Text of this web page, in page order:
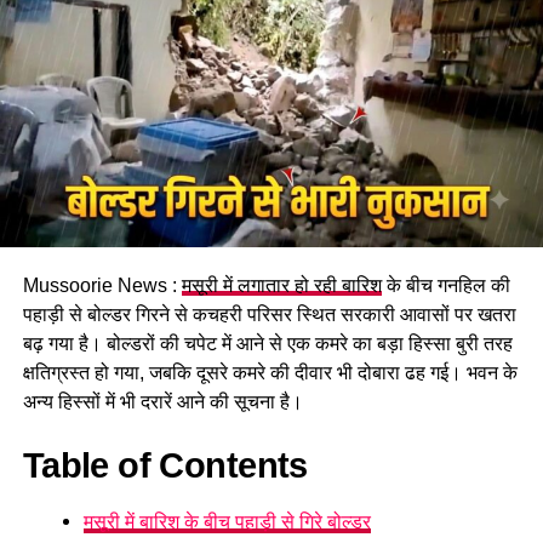
पढ़े धामी कैबिनेट के प्रमुख फैसले
GST संशोधित अध्यादेश को मंजूरी।
नैनीताल हाईकोर्ट के लिए हल्द्वानी गौलापार में 30 हेक्टेयर जमीन
देने का फैसला।
राज्य क्रीड़ा विश्वविद्यालय हल्द्वानी के लिए 122 पदों के सृजन को
जल जीवन मिशन में केंद्र की गाइडलाइंस लागू होंगी।
कुष्ठ रोग से पीड़ित व्यक्ति भी सहकारी समिति का सदस्य बन
Mussoorie News :मसूरी में लगातार हो रही बारिशके बीच गनहिल की
पहाड़ी से बोल्डर गिरने से कचहरी परिसर स्थित सरकारी आवासों पर खतरा
बढ़ गया है। बोल्डरों की चपेट में आने से एक कमरे का बड़ा हिस्सा बुरी तरह
क्षतिग्रस्त हो गया, जबकि दूसरे कमरे की दीवार भी दोबारा ढह गई। भवन के
अन्य हिस्सों में भी दरारें आने की सूचना है।
Table of Contents
मसूरी में बारिश के बीच पहाड़ी से गिरे बोल्डर